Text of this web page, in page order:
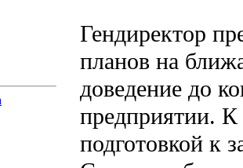
Гендиректор
планов на
доведение до
предприятии.
подготовкой к